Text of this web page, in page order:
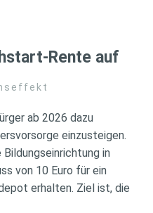
Rente auf
ab 2026 dazu
einzusteigen.
in
von 10 Euro für ein
erhalten. Ziel ist, die